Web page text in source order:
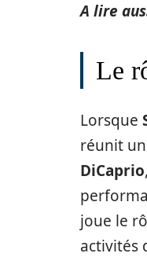
A lire
Le
Lorsque
réunit
DiCaprio
joue le
activités